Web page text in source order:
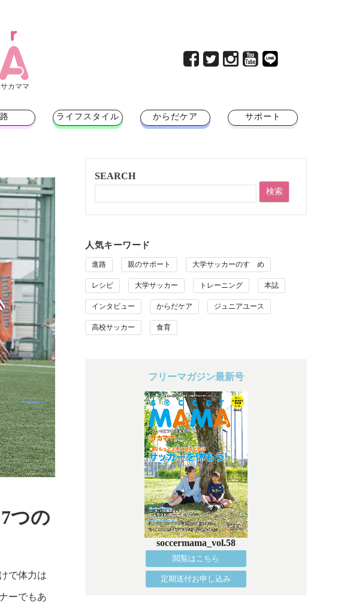
カママ
ライフスタイル からだケア サポート
つの
で体力は
ーでもあ
SEARCH
人気キーワード
進路 親のサポート 大学サッカーのすゝめ
レシピ 大学サッカー トレーニング 本誌
インタビュー からだケア ジュニアユース
高校サッカー 食育
フリーマガジン最新号
soccermama_vol.58
閲覧はこちら
定期送付お申し込み